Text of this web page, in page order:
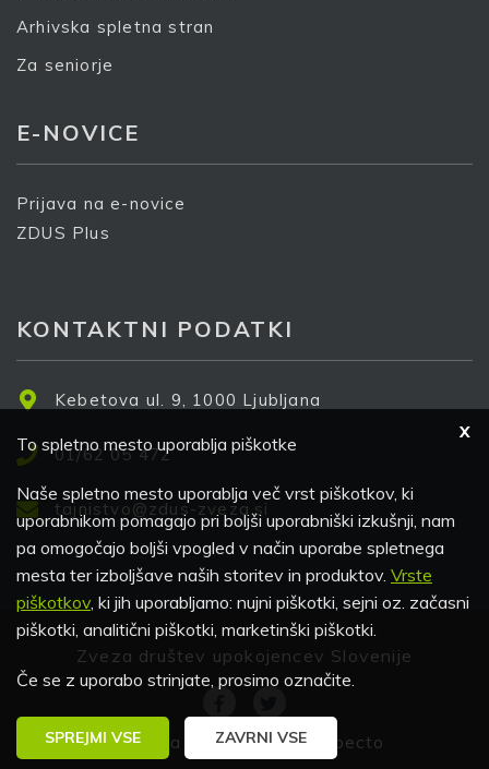
Arhivska spletna stran
Za seniorje
E-NOVICE
Prijava na e-novice
ZDUS Plus
KONTAKTNI PODATKI
Kebetova ul. 9, 1000 Ljubljana
01/62 05 472
tajnistvo@zdus-zveza.si
Zveza društev upokojencev Slovenije
Facebook
Twitter
Izdelava spletne strani: Specto
X
To spletno mesto uporablja piškotke
Naše spletno mesto uporablja več vrst piškotkov, ki
uporabnikom pomagajo pri boljši uporabniški izkušnji, nam
pa omogočajo boljši vpogled v način uporabe spletnega
mesta ter izboljšave naših storitev in produktov. Vrste
piškotkov, ki jih uporabljamo: nujni piškotki, sejni oz. začasni
piškotki, analitični piškotki, marketinški piškotki.
Če se z uporabo strinjate, prosimo označite.
SPREJMI VSE ZAVRNI VSE